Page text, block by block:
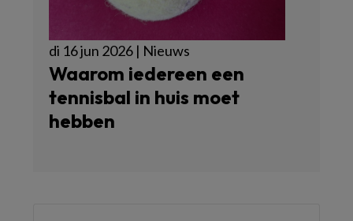
di 16 jun 2026 | Nieuws
Waarom iedereen een
tennisbal in huis moet
hebben